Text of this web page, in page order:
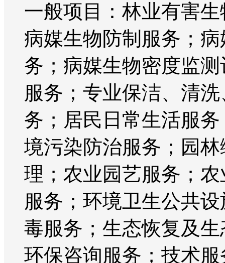
一般项目：林业有害
病媒生物防制服务；
务；病媒生物密度监
服务；专业保洁、清
务；居民日常生活服
境污染防治服务；园
理；农业园艺服务；
服务；环境卫生公共
毒服务；生态恢复及
环保咨询服务；技术